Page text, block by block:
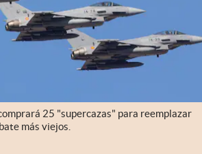
25 "supercazas" para reemplazar
más viejos.